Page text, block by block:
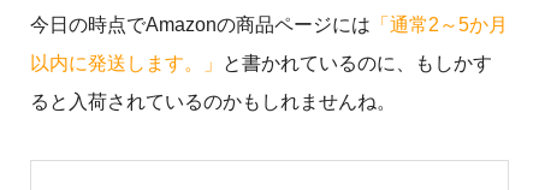
今日の時点でAmazonの商品ページには 「通常2～5か月
以内に発送します。」
と書かれているのに、もしかす
ると入荷されているのかもしれませんね。